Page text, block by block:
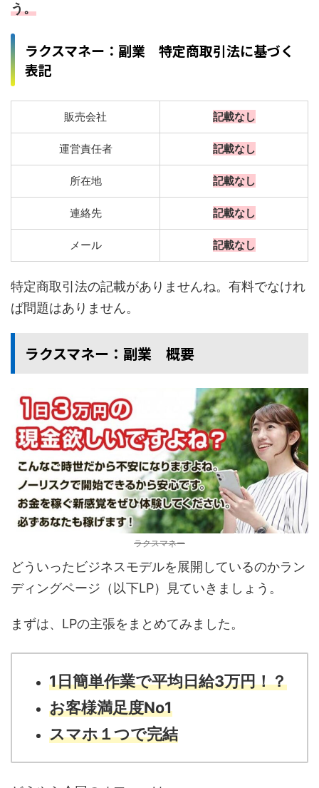
う。
ラクスマネー：副業 特定商取引法に基づく
表記
販売会社 記載なし
運営責任者 記載なし
所在地 記載なし
連絡先 記載なし
メール 記載なし
特定商取引法の記載がありませんね。有料でなけれ
ば問題はありません。
ラクスマネー：副業 概要
ラクスマネー
どういったビジネスモデルを展開しているのかラン
ディングページ（以下LP）見ていきましょう。
まずは、LPの主張をまとめてみました。
1日簡単作業で平均日給3万円！？
お客様満足度No1
スマホ１つで完結